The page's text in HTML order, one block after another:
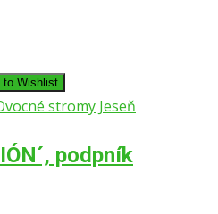
to Wishlist
podpník